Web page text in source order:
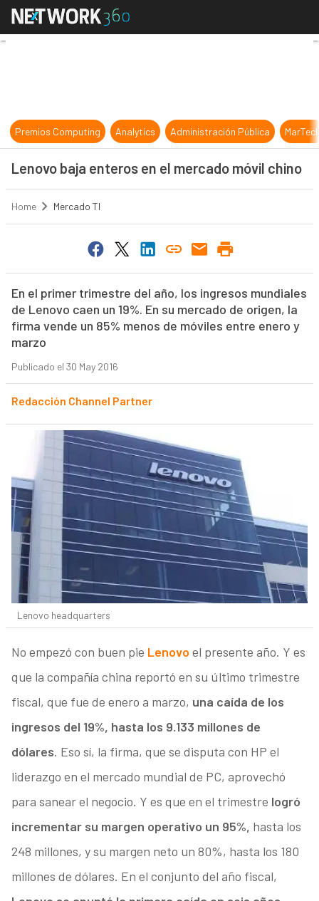
Lenovo baja enteros en el
Premios Computing Analytics Administración Pública
Lenovo baja enteros en el mercado móvil chino
Home Mercado TI
En el primer trimestre del año, los ingresos mundiales
de Lenovo caen un 19%. En su mercado de origen, la
firma vende un 85% menos de móviles entre enero y
marzo
Publicado el 30 May 2016
Redacción Channel Partner
Lenovo headquarters
No empezó con buen pie Lenovo el presente año. Y es
que la compañía china reportó en su último trimestre
fiscal, que fue de enero a marzo, una caída de los
ingresos del 19%, hasta los 9.133 millones de
dólares. Eso sí, la firma, que se disputa con HP el
liderazgo en el mercado mundial de PC, aprovechó
para sanear el negocio. Y es que en el trimestre logró
incrementar su margen operativo un 95%, hasta los
248 millones, y su margen neto un 80%, hasta los 180
millones de dólares. En el conjunto del año fiscal,